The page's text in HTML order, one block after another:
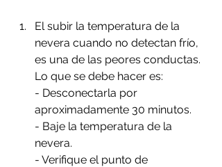
El subir la temperatura de la
nevera cuando no detectan frío,
es una de las peores conductas.
Lo que se debe hacer es:
- Desconectarla por
aproximadamente 30 minutos.
- Baje la temperatura de la
nevera.
- Verifique el punto de